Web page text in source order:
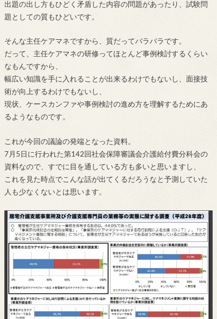
出題の出し方もひどく矛盾した内容の問題があったり、試験問
題としての質もひどいです。
そんな主任ケアマネですから、質だってバラバラです。
だって、主任ケアマネの研修ってほとんど事例検討するくらい
なもんですから、
幅広い知識を手に入れることが出来るわけでもないし、面接技
術が向上するわけでもないし、
現状、ケースカンファや事例検討の進め方を理解するためにあ
るようなものです。
これが今回の議論の発端となった資料。
7月5日に行われた第142回社会保障審議会介護給付費分科会の
資料なので、すでに目を通している方も多いと思いますし、
これを見た時点でこんな話が出てくるだろうなと予測していた
人も少なくないとは思います。